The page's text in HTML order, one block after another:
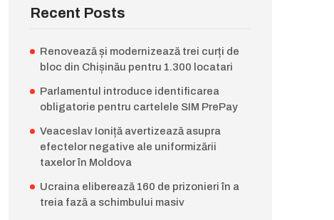
Recent Posts
Renovează și modernizează trei curți de
bloc din Chișinău pentru 1.300 locatari
Parlamentul introduce identificarea
obligatorie pentru cartelele SIM PrePay
Veaceslav Ioniță avertizează asupra
efectelor negative ale uniformizării
taxelor în Moldova
Ucraina eliberează 160 de prizonieri în a
treia fază a schimbului masiv